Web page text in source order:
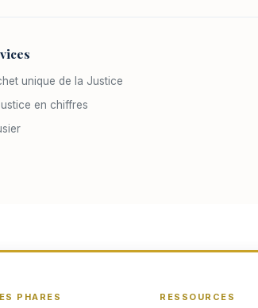
unique de la Justice
en chiffres
PHARES RESSOURCES